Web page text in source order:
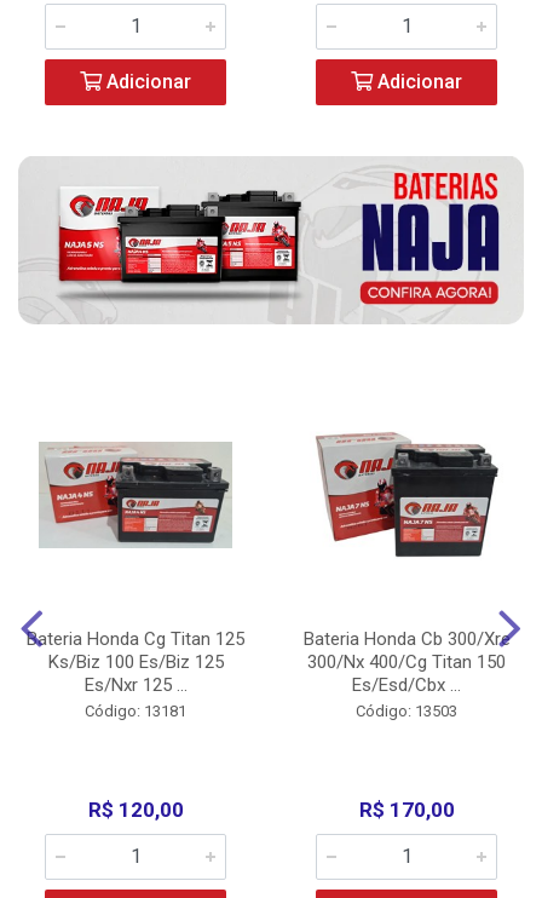
Adicionar Adicionar
Bateria Honda Cg Titan 125
Ks/Biz 100 Es/Biz 125
Es/Nxr 125 ...
Código: 13181
R$ 120,00
Bateria Honda Cb 300/Xre
300/Nx 400/Cg Titan 150
Es/Esd/Cbx ...
Código: 13503
R$ 170,00